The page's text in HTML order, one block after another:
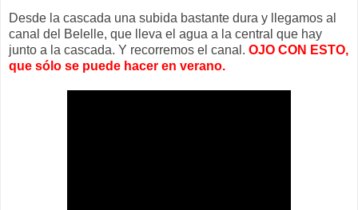
Desde la cascada una subida bastante dura y llegamos al
canal del Belelle, que lleva el agua a la central que hay
junto a la cascada. Y recorremos el canal. OJO CON ESTO,
que sólo se puede hacer en verano.